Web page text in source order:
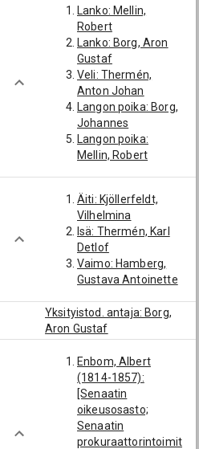
Lanko: Mellin,
Robert
Lanko: Borg, Aron
Gustaf
Veli: Thermén,
Anton Johan
Langon poika: Borg,
Johannes
Langon poika:
Mellin, Robert
Nathanael
Langon poika: Borg,
Waldemar
Langon poika: Borg,
Anshelm Gabriel
Langon poika: Borg,
Assar Gideon
Langon poika:
Mellin, Alexis
Äiti: Kjöllerfeldt,
Vilhelmina
Isä: Thermén, Karl
Detlof
Vaimo: Hamberg,
Gustava Antoinette
Yksityistod. antaja: Borg,
Aron Gustaf
Enbom, Albert
(1814-1857):
[Senaatin
oikeusosasto;
Senaatin
prokuraattorintoimit